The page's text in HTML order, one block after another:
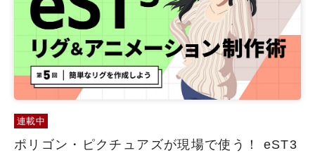
連載中
ポリゴン・ピクチュアズが現場で使う！ eST3